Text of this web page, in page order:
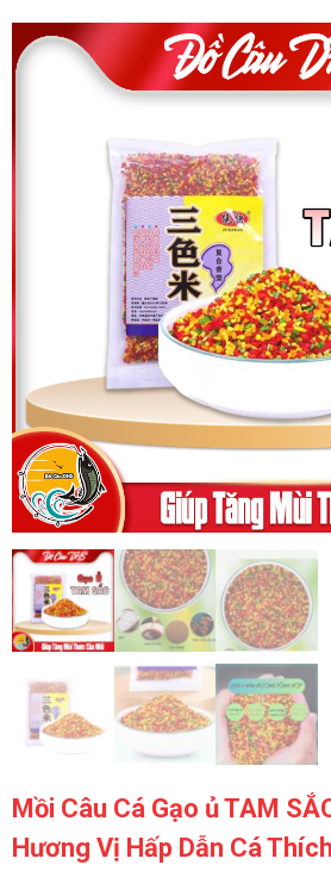
Mồi Câu Cá Gạo ủ TAM
Hương Vị Hấp Dẫn Cá